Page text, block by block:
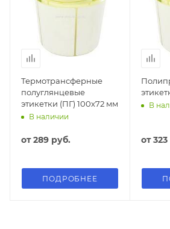
Термотрансферные
полуглянцевые
этикетки (ПГ) 100х72 мм
В наличии
от289 руб.
ПОДРОБНЕЕ
В
от